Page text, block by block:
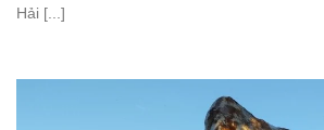
Hải [...]